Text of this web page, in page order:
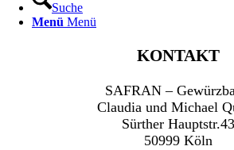
Suche
Menü Menü
KONTAKT
SAFRAN –
Claudia und Michael
Sürther Hauptstr.43
50999 Köln